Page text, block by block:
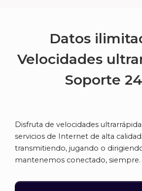
Datos
Velocidades
Soporte
Disfruta de velocidades
servicios de Internet de alta
transmitiendo, jugando o
mantenemos conectado, siempre.